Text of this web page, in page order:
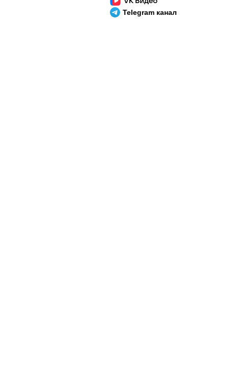
Telegram канал